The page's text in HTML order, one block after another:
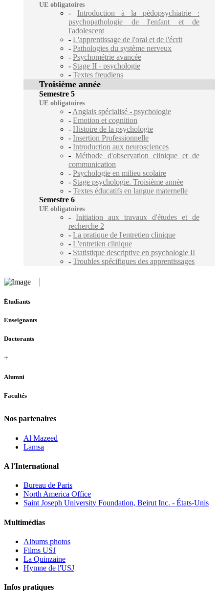
UE obligatoires
- Introduction à la pédopsychiatrie :
psychopathologie de l'enfant et de
l'adolescent
- L'apprentissage de l'oral et de l'écrit
- Pathologies du système nerveux
- Psychométrie avancée
- Stage II - psychologie
- Textes freudiens
Troisième année
Semestre 5
UE obligatoires
- Anglais spécialisé - psychologie
- Emotion et cognition
- Histoire de la psychologie
- Insertion Professionnelle
- Introduction aux neurosciences
-Méthode d'observation clinique et de
communication
- Psychologie en milieu scolaire
- Stage psychologie. Troisième année
- Textes éducatifs en langue maternelle
Semestre 6
UE obligatoires
- Initiation aux travaux d'études et de
recherche 2
- La pratique de l'entretien clinique
- L'entretien clinique
- Statistique descriptive en psychologie II
- Troubles spécifiques des apprentissages
Étudiants
Enseignants
Doctorants
+
Alumni
Facultés
Nos partenaires
Al Mazeed
Lamsa
A l'International
Bureau de Paris
North America Office
Saint Joseph University Foundation, Beirut Inc. - États-Unis
Multimédias
Albums photos
Films USJ
La Quinzaine
Hymne de l'USJ
Infos pratiques